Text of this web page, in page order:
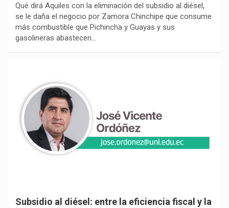
Qué dirá Aquiles con la eliminación del subsidio al diésel,
se le daña el negocio por Zamora Chinchipe que consume
más combustible que Pichincha y Guayas y sus
gasolineras abastecen…
Subsidio al diésel: entre la eficiencia fiscal y la